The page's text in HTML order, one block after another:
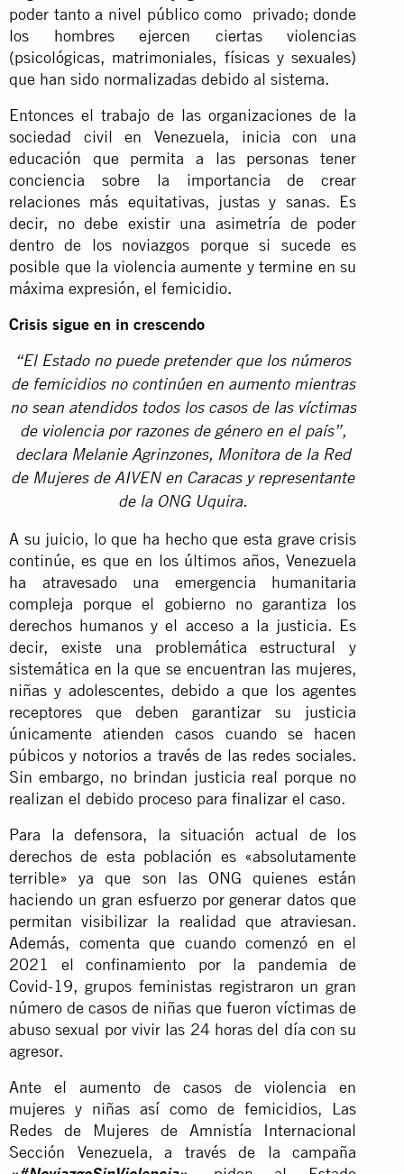
poder tanto a nivel público como privado; donde
los hombres ejercen ciertas violencias
(psicológicas, matrimoniales, físicas y sexuales)
que han sido normalizadas debido al sistema.
Entonces el trabajo de las organizaciones de la
sociedad civil en Venezuela, inicia con una
educación que permita a las personas tener
conciencia sobre la importancia de crear
relaciones más equitativas, justas y sanas. Es
decir, no debe existir una asimetría de poder
dentro de los noviazgos porque si sucede es
posible que la violencia aumente y termine en su
máxima expresión, el femicidio.
Crisis sigue en in crescendo
“El Estado no puede pretender que los números
de femicidios no continúen en aumento mientras
no sean atendidos todos los casos de las víctimas
de violencia por razones de género en el país”,
declara Melanie Agrinzones, Monitora de la Red
de Mujeres de AIVEN en Caracas y representante
de la ONG Uquira.
A su juicio, lo que ha hecho que esta grave crisis
continúe, es que en los últimos años, Venezuela
ha atravesado una emergencia humanitaria
compleja porque el gobierno no garantiza los
derechos humanos y el acceso a la justicia. Es
decir, existe una problemática estructural y
sistemática en la que se encuentran las mujeres,
niñas y adolescentes, debido a que los agentes
receptores que deben garantizar su justicia
únicamente atienden casos cuando se hacen
púbicos y notorios a través de las redes sociales.
Sin embargo, no brindan justicia real porque no
realizan el debido proceso para finalizar el caso.
Para la defensora, la situación actual de los
derechos de esta población es «absolutamente
terrible» ya que son las ONG quienes están
haciendo un gran esfuerzo por generar datos que
permitan visibilizar la realidad que atraviesan.
Además, comenta que cuando comenzó en el
2021 el confinamiento por la pandemia de
Covid-19, grupos feministas registraron un gran
número de casos de niñas que fueron víctimas de
abuso sexual por vivir las 24 horas del día con su
agresor.
Ante el aumento de casos de violencia en
mujeres y niñas así como de femicidios, Las
Redes de Mujeres de Amnistía Internacional
Sección Venezuela, a través de la campaña